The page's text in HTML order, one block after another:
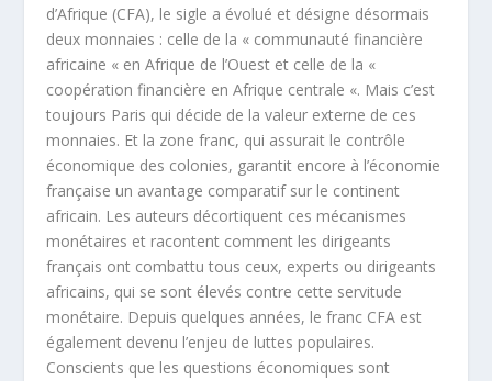
d’Afrique (CFA), le sigle a évolué et désigne désormais
deux monnaies : celle de la « communauté financière
africaine « en Afrique de l’Ouest et celle de la «
coopération financière en Afrique centrale «. Mais c’est
toujours Paris qui décide de la valeur externe de ces
monnaies. Et la zone franc, qui assurait le contrôle
économique des colonies, garantit encore à l’économie
française un avantage comparatif sur le continent
africain. Les auteurs décortiquent ces mécanismes
monétaires et racontent comment les dirigeants
français ont combattu tous ceux, experts ou dirigeants
africains, qui se sont élevés contre cette servitude
monétaire. Depuis quelques années, le franc CFA est
également devenu l’enjeu de luttes populaires.
Conscients que les questions économiques sont